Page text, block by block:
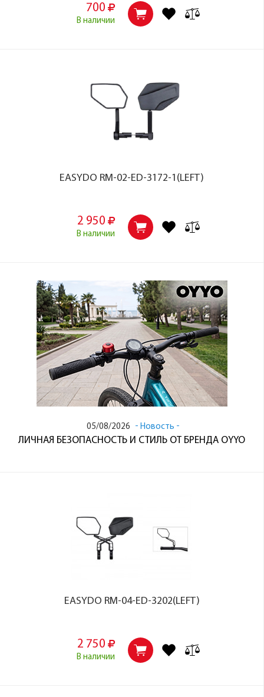
700
В наличии
EASYDO RM-02-ED-3172-1(LEFT)
2 950
В наличии
05/08/2026 Новость
ЛИЧНАЯ БЕЗОПАСНОСТЬ И СТИЛЬ ОТ БРЕНДА OYYO
EASYDO RM-04-ED-3202(LEFT)
2 750
В наличии